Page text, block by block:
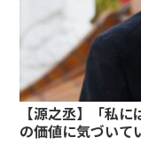
【源之丞】「私
の価値に気づいて